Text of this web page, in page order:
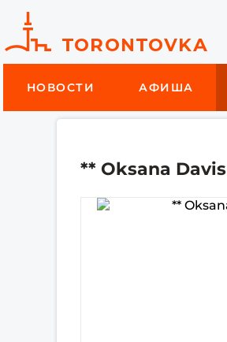
НОВОСТИ АФИША
** Oksana Davis